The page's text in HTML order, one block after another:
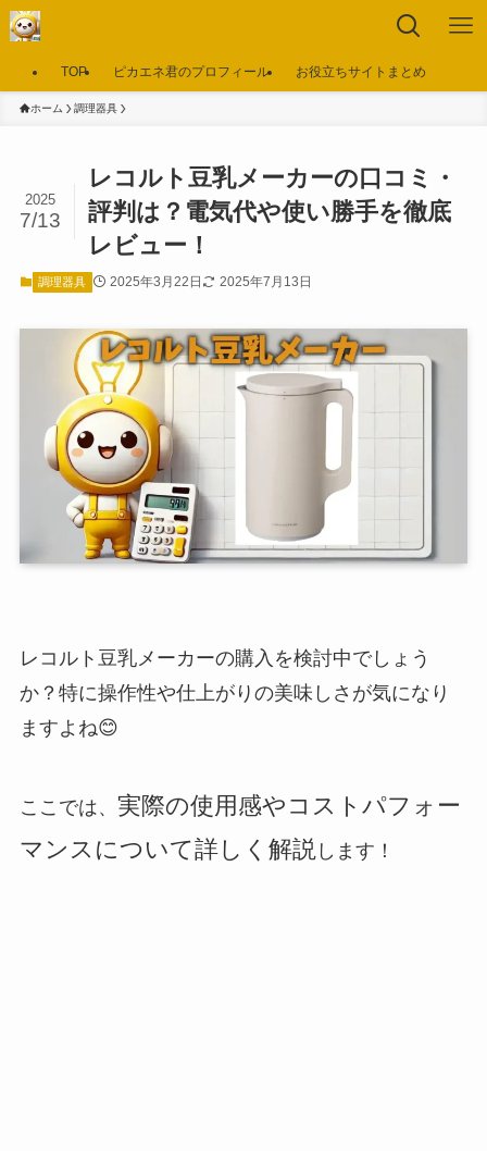
TOP ピカエネ君のプロフィール お役立ちサイトまとめ
ホーム 調理器具
レコルト豆乳メーカーの口コミ・
評判は？電気代や使い勝手を徹底
レビュー！
2025
7/13
調理器具 2025年3月22日 2025年7月13日
レコルト豆乳メーカーの購入を検討中でしょう
か？特に操作性や仕上がりの美味しさが気になり
ますよね😊
ここでは、 実際の使用感やコストパフォー
マンスについて詳しく解説します！